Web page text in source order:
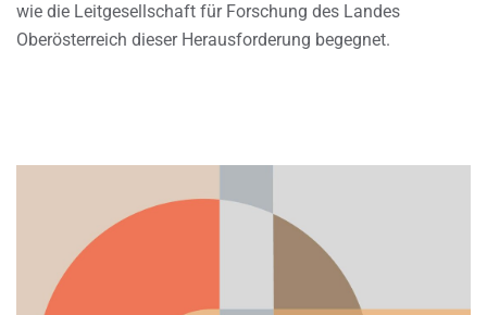
wie die Leitgesellschaft für Forschung des Landes
Oberösterreich dieser Herausforderung begegnet.